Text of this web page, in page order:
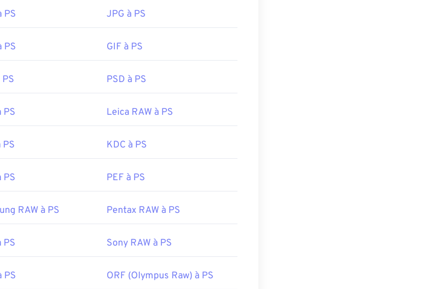
PS JPG à PS
PS GIF à PS
PS PSD à PS
PS Leica RAW à PS
PS KDC à PS
PS PEF à PS
RAW à PS Pentax RAW à PS
PS Sony RAW à PS
PS ORF (Olympus Raw) à PS